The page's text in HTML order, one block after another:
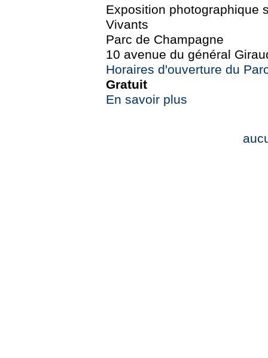
Exposition photographique
Vivants
Parc de Champagne
10 avenue du général
Horaires d'ouverture du
Gratuit
En savoir plus